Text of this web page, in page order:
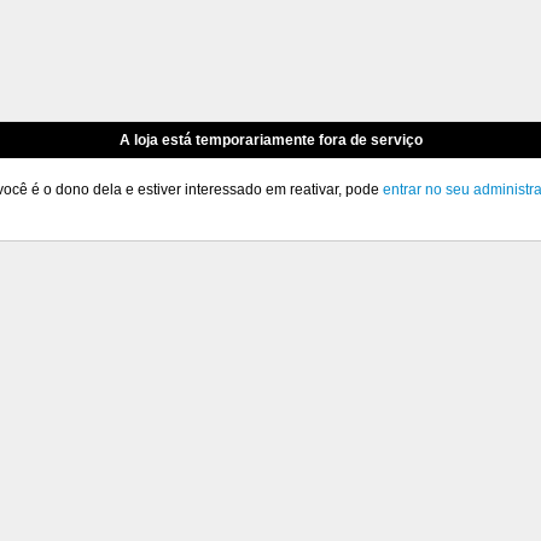
A loja está temporariamente fora de serviço
é o dono dela e estiver interessado em reativar, pode entrar no seu